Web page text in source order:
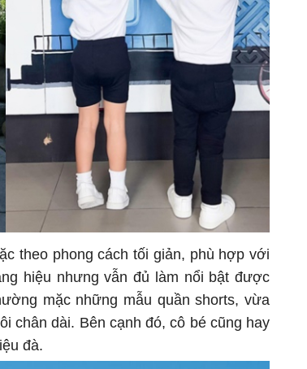
theo phong cách tối giản, phù hợp với
hiệu nhưng vẫn đủ làm nổi bật được
mặc những mẫu quần shorts, vừa
chân dài. Bên cạnh đó, cô bé cũng hay
đà.